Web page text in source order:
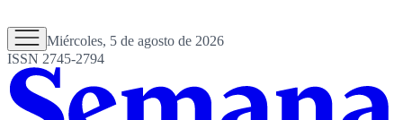
Miércoles, 5 de agosto de 2026
ISSN 2745-2794